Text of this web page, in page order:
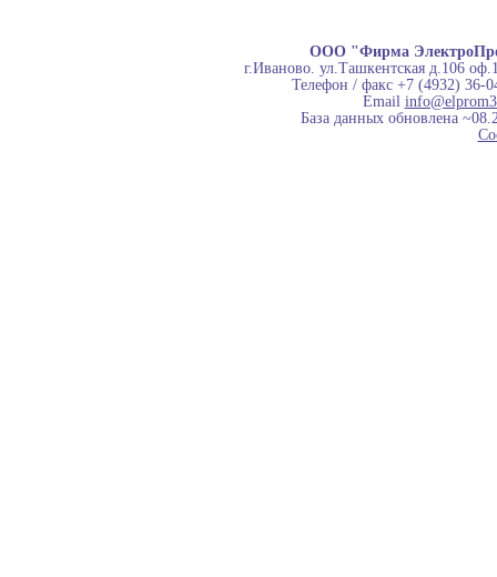
ООО "Фирма
г.Иваново. ул.Ташкентская д.106
Телефон / факс +7 (4932) 36-
Email
База данных обновлена